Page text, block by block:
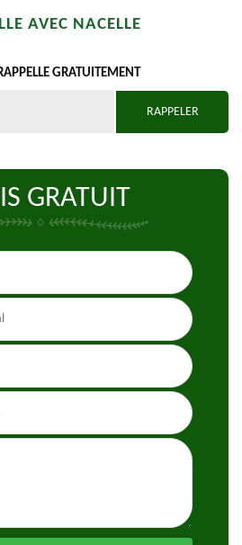
AVEC NACELLE
GRATUITEMENT
GRATUIT